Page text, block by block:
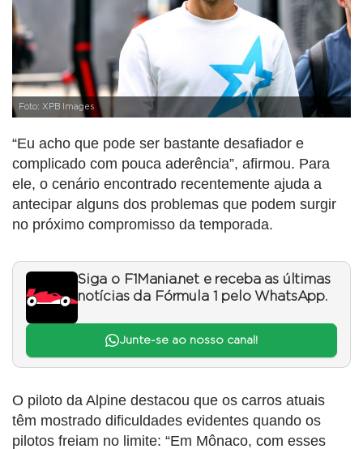
Foto: XPB Images
“Eu acho que pode ser bastante desafiador e
complicado com pouca aderência”, afirmou. Para
ele, o cenário encontrado recentemente ajuda a
antecipar alguns dos problemas que podem surgir
no próximo compromisso da temporada.
Siga o F1Mania.net e receba as últimas
notícias da Fórmula 1 pelo WhatsApp.
Junte-se ao nosso canal!
O piloto da Alpine destacou que os carros atuais
têm mostrado dificuldades evidentes quando os
pilotos freiam no limite: “Em Mônaco, com esses